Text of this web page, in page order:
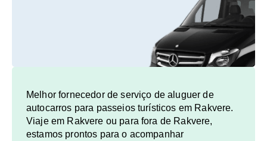
Melhor fornecedor de serviço de aluguer de
autocarros para passeios turísticos em Rakvere.
Viaje em Rakvere ou para fora de Rakvere,
estamos prontos para o acompanhar